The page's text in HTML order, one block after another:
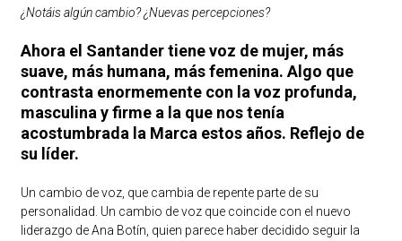
¿Notáis algún cambio? ¿Nuevas percepciones?
Ahora el Santander tiene voz de mujer, más
suave, más humana, más femenina. Algo que
contrasta enormemente con la voz profunda,
masculina y firme a la que nos tenía
acostumbrada la Marca estos años. Reflejo de
su líder.
Un cambio de voz, que cambia de repente parte de su
personalidad. Un cambio de voz que coincide con el nuevo
liderazgo de Ana Botín, quien parece haber decidido seguir la